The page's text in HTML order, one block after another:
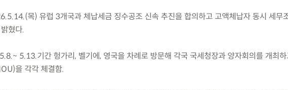
목) 유럽 3개국과 체납세금 징수공조 신속 추진을 합의하고 고액체납자 동시 세무
혔다.
5.13.기간 헝가리, 벨기에, 영국을 차례로 방문해 각국 국세청장과 양자회의를 개최
을 각각 체결함.